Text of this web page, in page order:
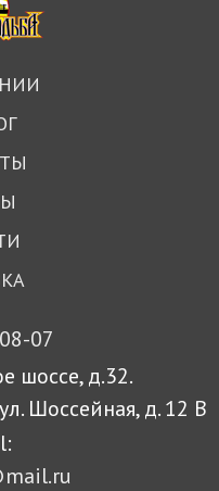
07
шоссе, д.32.
Шоссейная, д. 12 В